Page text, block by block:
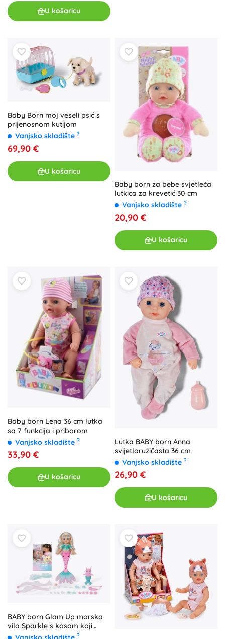
U košaricu
Baby Born moj veseli psić s
prijenosnom kutijom
Vanjsko skladište ?
69,90 €
U košaricu
Baby born za bebe svjetleća
lutkica za krevetić 30 cm
Vanjsko skladište ?
20,90 €
U košaricu
Baby born Lena 36 cm lutka
sa 7 funkcija i priborom
Vanjsko skladište ?
33,90 €
U košaricu
Lutka BABY born Anna
svijetloružičasta 36 cm
Vanjsko skladište ?
26,90 €
U košaricu
BABY born Glam Up morska
vila Sparkle s kosom koji
mijenja boju
?